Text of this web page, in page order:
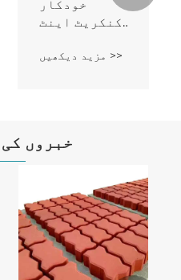
خودکار
کنکریٹ اینٹ
مشین
مزید دیکھیں >>
خبروں